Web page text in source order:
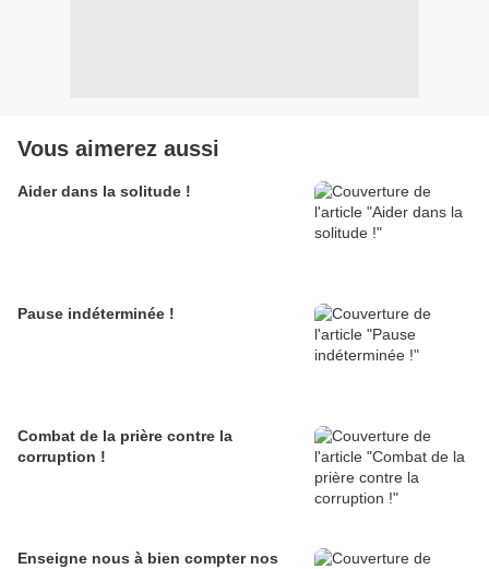
Vous aimerez aussi
Aider dans la solitude !
Pause indéterminée !
Combat de la prière contre la
corruption !
Enseigne nous à bien compter nos